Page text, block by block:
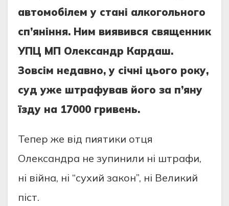
автомобілем у стані алкогольного
сп’яніння. Ним виявився священник
УПЦ МП Олександр Кардаш.
Зовсім недавно, у січні цього року,
суд уже штрафував його за п’яну
їзду на 17000 гривень.
Тепер же від пиятики отця
Олександра не зупинили ні штрафи,
ні війна, ні “сухий закон”, ні Великий
піст.